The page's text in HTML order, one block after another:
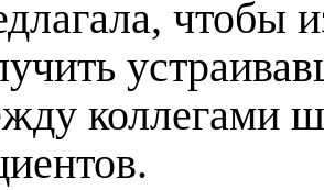
чтобы
коллегами